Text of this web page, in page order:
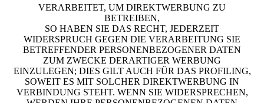
VERARBEITET, UM DIREKTWERBUNG ZU
BETREIBEN,
SO HABEN SIE DAS RECHT, JEDERZEIT
WIDERSPRUCH GEGEN DIE VERARBEITUNG SIE
BETREFFENDER PERSONENBEZOGENER DATEN
ZUM ZWECKE DERARTIGER WERBUNG
EINZULEGEN; DIES GILT AUCH FÜR DAS PROFILING,
SOWEIT ES MIT SOLCHER DIREKTWERBUNG IN
VERBINDUNG STEHT. WENN SIE WIDERSPRECHEN,